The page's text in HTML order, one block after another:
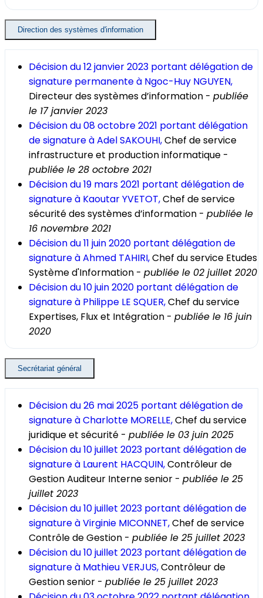
Direction des systèmes d'information
Décision du 12 janvier 2023 portant délégation de
signature permanente à Ngoc-Huy NGUYEN,
Directeur des systèmes d’information - publiée
le 17 janvier 2023
Décision du 08 octobre 2021 portant délégation
de signature à Adel SAKOUHI,Chef de service
infrastructure et production informatique -
publiée le 28 octobre 2021
Décision du 19 mars 2021 portant délégation de
signature à Kaoutar YVETOT,Chef de service
sécurité des systèmes d’information - publiée le
16 novembre 2021
Décision du 11 juin 2020 portant délégation de
signature à Ahmed TAHIRI,Chef du service Etudes
Système d'Information - publiée le 02 juillet 2020
Décision du 10 juin 2020 portant délégation de
signature à Philippe LE SQUER,Chef du service
Expertises, Flux et Intégration - publiée le 16 juin
2020
Secrétariat général
Décision du 26 mai 2025 portant délégation de
signature à Charlotte MORELLE,Chef du service
juridique et sécurité - publiée le 03 juin 2025
Décision du 10 juillet 2023 portant délégation de
signature à Laurent HACQUIN,Contrôleur de
Gestion Auditeur Interne senior - publiée le 25
juillet 2023
Décision du 10 juillet 2023 portant délégation de
signature à Virginie MICONNET,Chef de service
Contrôle de Gestion - publiée le 25 juillet 2023
Décision du 10 juillet 2023 portant délégation de
signature à Mathieu VERJUS,Contrôleur de
Gestion senior - publiée le 25 juillet 2023